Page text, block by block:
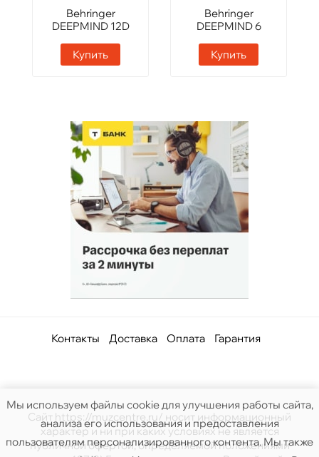
Behringer
DEEPMIND 12D
Купить
Behringer
DEEPMIND 6
Купить
Контакты Доставка Оплата Гарантия
Сайт https://muzcentre.ru/ носит информационный
характер и ни при каких условиях не является
публичной офертой, определяемой положениями
Мы используем файлы cookie для улучшения работы сайта,
анализа его использования и предоставления
пользователям персонализированного контента. Мы также